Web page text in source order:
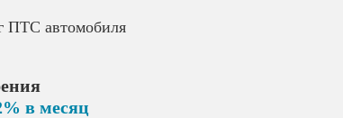
ПТС автомобиля
в месяц